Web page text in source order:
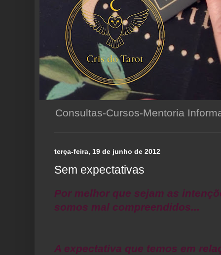
Consultas-Cursos-Mentoria
terça-feira, 19 de junho de 2012
Sem expectativas
Por melhor que sejam as
somos mal compreendidos...
A expectativa que temos em